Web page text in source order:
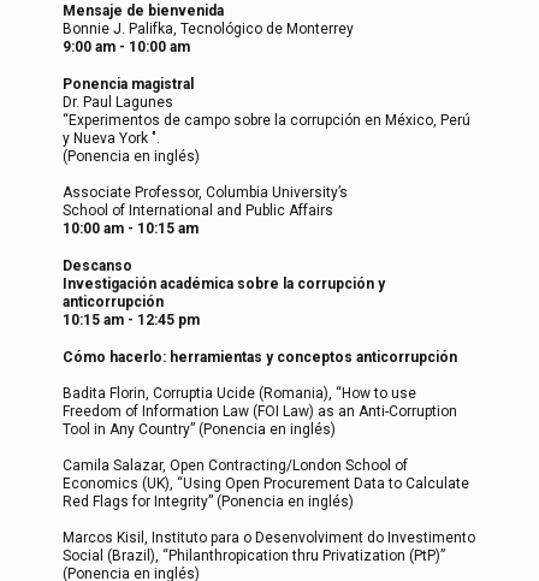
Mensaje de bienvenida
Bonnie J. Palifka, Tecnológico de Monterrey
9:00 am - 10:00 am
Ponencia magistral
Dr. Paul Lagunes
“Experimentos de campo sobre la corrupción en México, Perú
y Nueva York ".
(Ponencia en inglés)
Associate Professor, Columbia University’s
School of International and Public Affairs
10:00 am - 10:15 am
Descanso
Investigación académica sobre la corrupción y
anticorrupción
10:15 am - 12:45 pm
Cómo hacerlo: herramientas y conceptos anticorrupción
Badita Florin, Corruptia Ucide (Romania), “How to use
Freedom of Information Law (FOI Law) as an Anti-Corruption
Tool in Any Country” (Ponencia en inglés)
Camila Salazar, Open Contracting/London School of
Economics (UK), “Using Open Procurement Data to Calculate
Red Flags for Integrity” (Ponencia en inglés)
Marcos Kisil, Instituto para o Desenvolviment do Investimento
Social (Brazil), “Philanthropication thru Privatization (PtP)”
(Ponencia en inglés)